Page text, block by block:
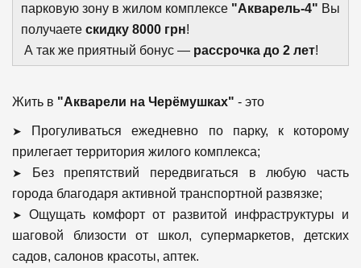
парковую зону в жилом комплексе "Акварель-4" Вы
получаете скидку 8000 грн!
А так же приятный бонус — рассрочка до 2 лет!
Жить в "Акварели на Черёмушках" - это
➤
Прогуливаться ежедневно по парку, к которому
прилегает территория жилого комплекса;
➤
Без препятствий передвигаться в любую часть
города благодаря активной транспортной развязке;
➤ Ощущать комфорт от развитой инфраструктуры и
шаговой близости от школ, супермаркетов, детских
садов, салонов красоты, аптек.